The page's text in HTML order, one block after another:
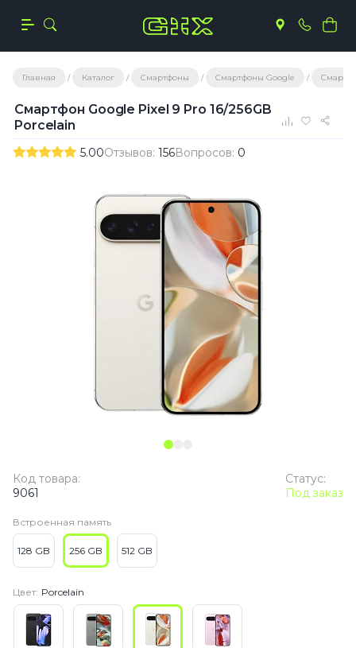
Главная Каталог Смартфоны Смартфоны Google
Смартфон Google Pixel 9 Pro 16/256GB
Porcelain
5.00Отзывов: 156Вопросов: 0
Статус:
Под заказ
Код товара:
9061
Встроенная память
128 GB 256 GB 512 GB
Цвет: Porcelain